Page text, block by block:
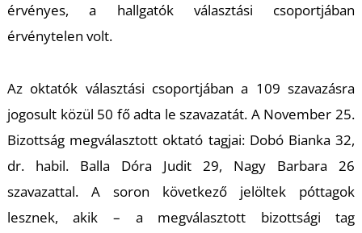
érvényes, a hallgatók választási csoportjában
érvénytelen volt.
Az oktatók választási csoportjában a 109 szavazásra
jogosult közül 50 fő adta le szavazatát. A November 25.
Bizottság megválasztott oktató tagjai: Dobó Bianka 32,
dr. habil. Balla Dóra Judit 29, Nagy Barbara 26
szavazattal. A soron következő jelöltek póttagok
lesznek, akik – a megválasztott bizottsági tag